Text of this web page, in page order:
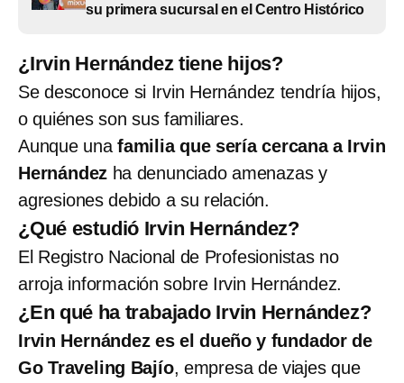
su primera sucursal en el Centro Histórico
¿Irvin Hernández tiene hijos?
Se desconoce si Irvin Hernández tendría hijos,
o quiénes son sus familiares.
Aunque una familia que sería cercana a Irvin
Hernández ha denunciado amenazas y
agresiones debido a su relación.
¿Qué estudió Irvin Hernández?
El Registro Nacional de Profesionistas no
arroja información sobre Irvin Hernández.
¿En qué ha trabajado Irvin Hernández?
Irvin Hernández es el dueño y fundador de
Go Traveling Bajío, empresa de viajes que